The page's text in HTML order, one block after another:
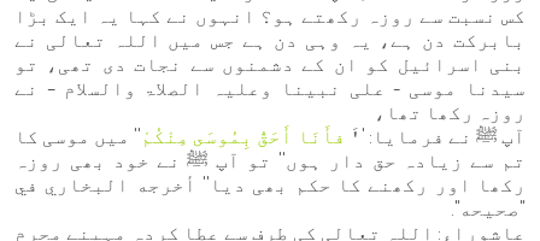
کس نسبت سے روزہ رکھتے ہو؟ انہوں نے کہا یہ ایک بڑا
بابرکت دن ہے، یہ وہی دن ہے جس میں اللہ تعالی نے
بنی اسرائیل کو ان کے دشمنوں سے نجات دی تھی، تو
سیدنا موسی - علی نبینا وعلیہ الصلاۃ والسلام – نے
روزہ رکھا تھا،
آپ ﷺ نے فرمایا: ''َ فأَنَا أَحَقُّ بِمُوسَى مِنْكُمْ '' میں موسی کا
تم سے زیادہ حق دار ہوں'' تو آپ ﷺ نے خود بھی روزہ
رکھا اور رکھنے کا حکم بھی دیا'' أخرجه البخاري في
"صحيحه".
عاشوراء: اللہ تعالی کی طرف سے عطا کردہ مہینے محرم